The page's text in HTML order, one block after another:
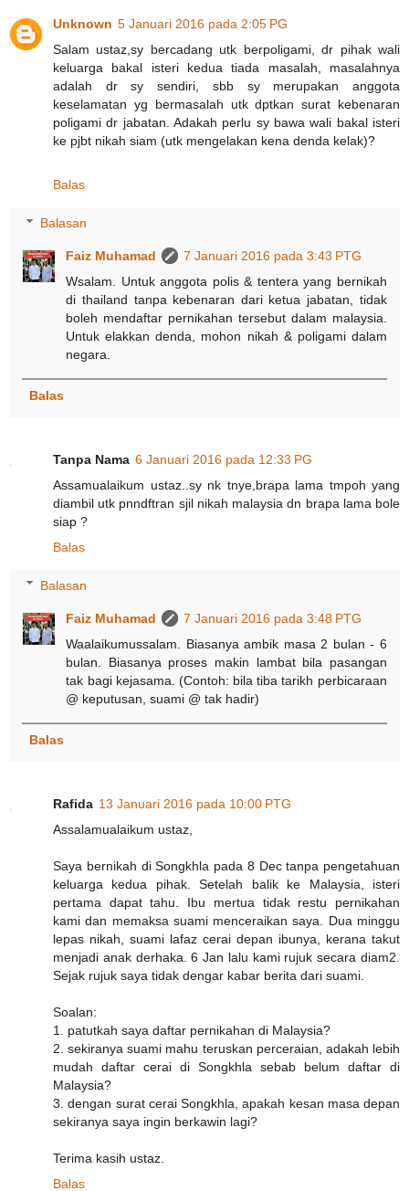
Unknown 5 Januari 2016 pada 2:05 PG
Salam ustaz,sy bercadang utk berpoligami, dr pihak wali
keluarga bakal isteri kedua tiada masalah, masalahnya
adalah dr sy sendiri, sbb sy merupakan anggota
keselamatan yg bermasalah utk dptkan surat kebenaran
poligami dr jabatan. Adakah perlu sy bawa wali bakal isteri
ke pjbt nikah siam (utk mengelakan kena denda kelak)?
Balas
Balasan
Faiz Muhamad
7 Januari 2016 pada 3:43 PTG
Wsalam. Untuk anggota polis & tentera yang bernikah
di thailand tanpa kebenaran dari ketua jabatan, tidak
boleh mendaftar pernikahan tersebut dalam malaysia.
Untuk elakkan denda, mohon nikah & poligami dalam
negara.
Balas
Tanpa Nama 6 Januari 2016 pada 12:33 PG
Assamualaikum ustaz..sy nk tnye,brapa lama tmpoh yang
diambil utk pnndftran sjil nikah malaysia dn brapa lama bole
siap ?
Balas
Balasan
Faiz Muhamad
7 Januari 2016 pada 3:48 PTG
Waalaikumussalam. Biasanya ambik masa 2 bulan - 6
bulan. Biasanya proses makin lambat bila pasangan
tak bagi kejasama. (Contoh: bila tiba tarikh perbicaraan
@ keputusan, suami @ tak hadir)
Balas
Rafida 13 Januari 2016 pada 10:00 PTG
Assalamualaikum ustaz,
Saya bernikah di Songkhla pada 8 Dec tanpa pengetahuan
keluarga kedua pihak. Setelah balik ke Malaysia, isteri
pertama dapat tahu. Ibu mertua tidak restu pernikahan
kami dan memaksa suami menceraikan saya. Dua minggu
lepas nikah, suami lafaz cerai depan ibunya, kerana takut
menjadi anak derhaka. 6 Jan lalu kami rujuk secara diam2.
Sejak rujuk saya tidak dengar kabar berita dari suami.
Soalan:
1. patutkah saya daftar pernikahan di Malaysia?
2. sekiranya suami mahu teruskan perceraian, adakah lebih
mudah daftar cerai di Songkhla sebab belum daftar di
Malaysia?
3. dengan surat cerai Songkhla, apakah kesan masa depan
sekiranya saya ingin berkawin lagi?
Terima kasih ustaz.
Balas